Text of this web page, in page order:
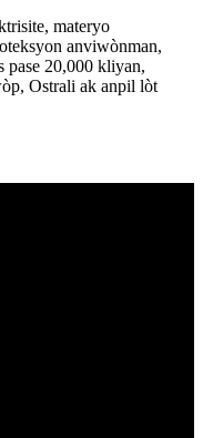
materyo
anviwònman,
pase 20,000 kliyan,
Ostrali ak anpil lòt